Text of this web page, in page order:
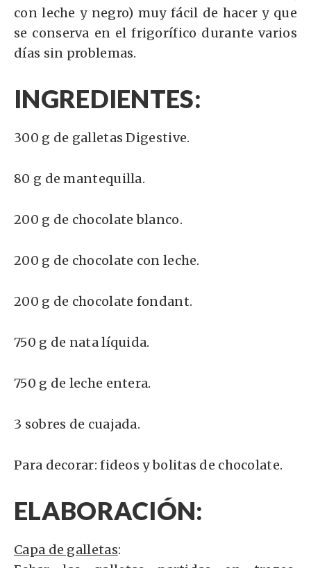
con leche y negro) muy fácil de hacer y que
se conserva en el frigorífico durante varios
días sin problemas.
INGREDIENTES:
300 g de galletas Digestive.
80 g de mantequilla.
200 g de chocolate blanco.
200 g de chocolate con leche.
200 g de chocolate fondant.
750 g de nata líquida.
750 g de leche entera.
3 sobres de cuajada.
Para decorar: fideos y bolitas de chocolate.
ELABORACIÓN:
Capa de galletas: